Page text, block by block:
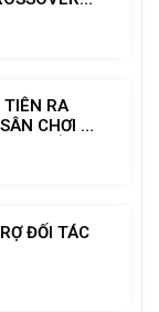
NGHI
RA
CHƠI DÃ
CHỦ XE
ĐỐI TÁC